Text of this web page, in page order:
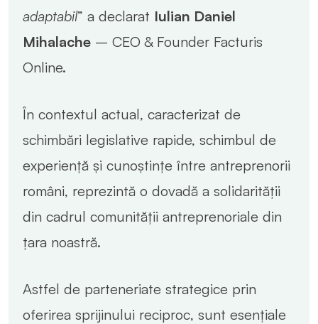
adaptabil” a declarat Iulian Daniel
Mihalache – CEO & Founder Facturis
Online.
În contextul actual, caracterizat de
schimbări legislative rapide, schimbul de
experiență și cunoștințe între antreprenorii
români, reprezintă o dovadă a solidarității
din cadrul comunității antreprenoriale din
țara noastră.
Astfel de parteneriate strategice prin
oferirea sprijinului reciproc, sunt esențiale